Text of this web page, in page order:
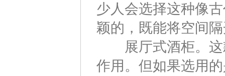
少人会选择这种像
颖的，既能将空间
展厅式酒柜。这
作用。但如果选用